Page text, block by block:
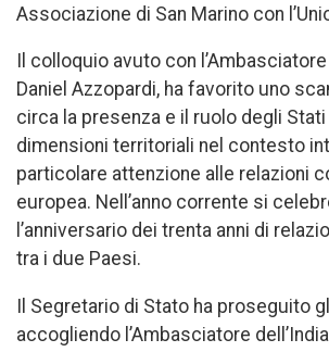
Associazione di San Marino con
Il colloquio avuto con
Daniel Azzopardi, ha favorito uno
circa la presenza e il ruolo degli
dimensioni territoriali nel contesto
particolare attenzione alle relazioni
europea. Nell’anno corrente si
l’anniversario dei trenta anni di
tra i due Paesi.
Il Segretario di Stato ha proseguito
accogliendo l’Ambasciatore